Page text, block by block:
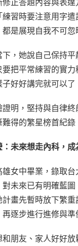
習時要注意用字
是展現自我不可忽
，她說自己保持
把平常練習的實
好好講完就可以了
明，堅持與自律終
得的繁星榜首紀錄
未來想走內科，
女中畢業，錄取
未來已有明確藍
畫先暫時放下繁
逐步進行進修與準
和朋友、家人好好